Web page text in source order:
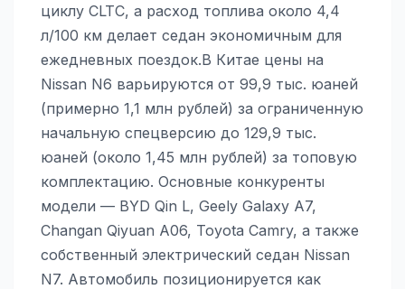
циклу CLTC, а расход топлива около 4,4
л/100 км делает седан экономичным для
ежедневных поездок.В Китае цены на
Nissan N6 варьируются от 99,9 тыс. юаней
(примерно 1,1 млн рублей) за ограниченную
начальную спецверсию до 129,9 тыс.
юаней (около 1,45 млн рублей) за топовую
комплектацию. Основные конкуренты
модели — BYD Qin L, Geely Galaxy A7,
Changan Qiyuan A06, Toyota Camry, а также
собственный электрический седан Nissan
N7. Автомобиль позиционируется как